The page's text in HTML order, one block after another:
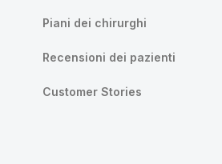
Piani dei chirurghi
Recensioni dei pazienti
Customer Stories